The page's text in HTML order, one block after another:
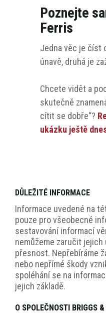
Poznejte
Ferris
Jedna věc je číst
únavě, druhá je
Chcete vidět a
skutečně
cítit se dobře“?
ukázku ještě
DŮLEŽITÉ INFORMACE
Informace uvedené na
pouze pro všeobecné
sestavování informací
nemůžeme zaručit
přesnost. Nepřebíráme
nebo nepřímé škody
spoléhání se na
jejich základě.
O SPOLEČNOSTI BRIGGS